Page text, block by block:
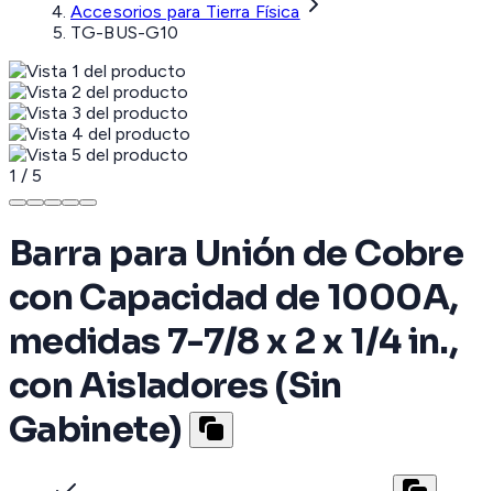
Accesorios para Tierra Física
TG-BUS-G10
1 / 5
Barra para Unión de Cobre
con Capacidad de 1000A,
medidas 7-7/8 x 2 x 1/4 in.,
con Aisladores (Sin
Gabinete)